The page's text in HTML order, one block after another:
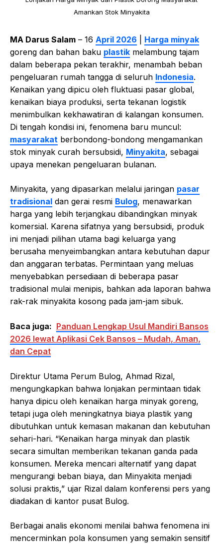
Amankan Stok Minyakita
MA Darus Salam – 16 April 2026
Harga minyak
goreng dan bahan baku plastik melambung tajam
dalam beberapa pekan terakhir, menambah beban
pengeluaran rumah tangga di seluruh Indonesia.
Kenaikan yang dipicu oleh fluktuasi pasar global,
kenaikan biaya produksi, serta tekanan logistik
menimbulkan kekhawatiran di kalangan konsumen.
Di tengah kondisi ini, fenomena baru muncul:
masyarakat berbondong-bondong mengamankan
stok minyak curah bersubsidi, Minyakita, sebagai
upaya menekan pengeluaran bulanan.
Minyakita, yang dipasarkan melalui jaringan pasar
tradisional dan gerai resmi Bulog, menawarkan
harga yang lebih terjangkau dibandingkan minyak
komersial. Karena sifatnya yang bersubsidi, produk
ini menjadi pilihan utama bagi keluarga yang
berusaha menyeimbangkan antara kebutuhan dapur
dan anggaran terbatas. Permintaan yang meluas
menyebabkan persediaan di beberapa pasar
tradisional mulai menipis, bahkan ada laporan bahwa
rak-rak minyakita kosong pada jam-jam sibuk.
Baca juga: Panduan Lengkap Usul Mandiri Bansos
2026 lewat Aplikasi Cek Bansos – Mudah, Aman,
dan Cepat
Direktur Utama Perum Bulog, Ahmad Rizal,
mengungkapkan bahwa lonjakan permintaan tidak
hanya dipicu oleh kenaikan harga minyak goreng,
tetapi juga oleh meningkatnya biaya plastik yang
dibutuhkan untuk kemasan makanan dan kebutuhan
sehari-hari. “Kenaikan harga minyak dan plastik
secara simultan memberikan tekanan ganda pada
konsumen. Mereka mencari alternatif yang dapat
mengurangi beban biaya, dan Minyakita menjadi
solusi praktis,” ujar Rizal dalam konferensi pers yang
diadakan di kantor pusat Bulog.
Berbagai analis ekonomi menilai bahwa fenomena ini
mencerminkan pola konsumen yang semakin sensitif